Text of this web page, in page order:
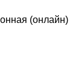
(онлайн)